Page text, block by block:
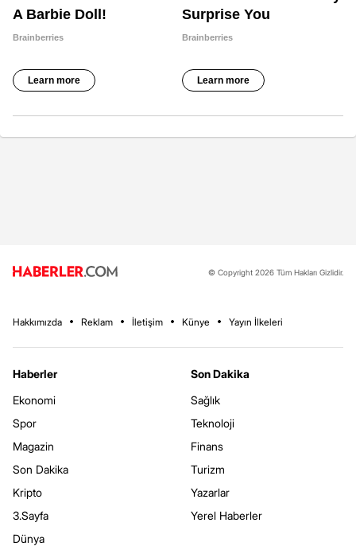
© Copyright 2026 Tüm Hakları Gizlidir.
Hakkımızda Reklam İletişim Künye Yayın İlkeleri
Haberler
Ekonomi
Spor
Magazin
Son Dakika
Kripto
3.Sayfa
Dünya
Son Dakika
Sağlık
Teknoloji
Finans
Turizm
Yazarlar
Yerel Haberler